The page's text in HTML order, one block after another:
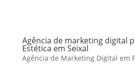
Agência de marketing digital
Estética em Seixal
Agência de Marketing Digital em